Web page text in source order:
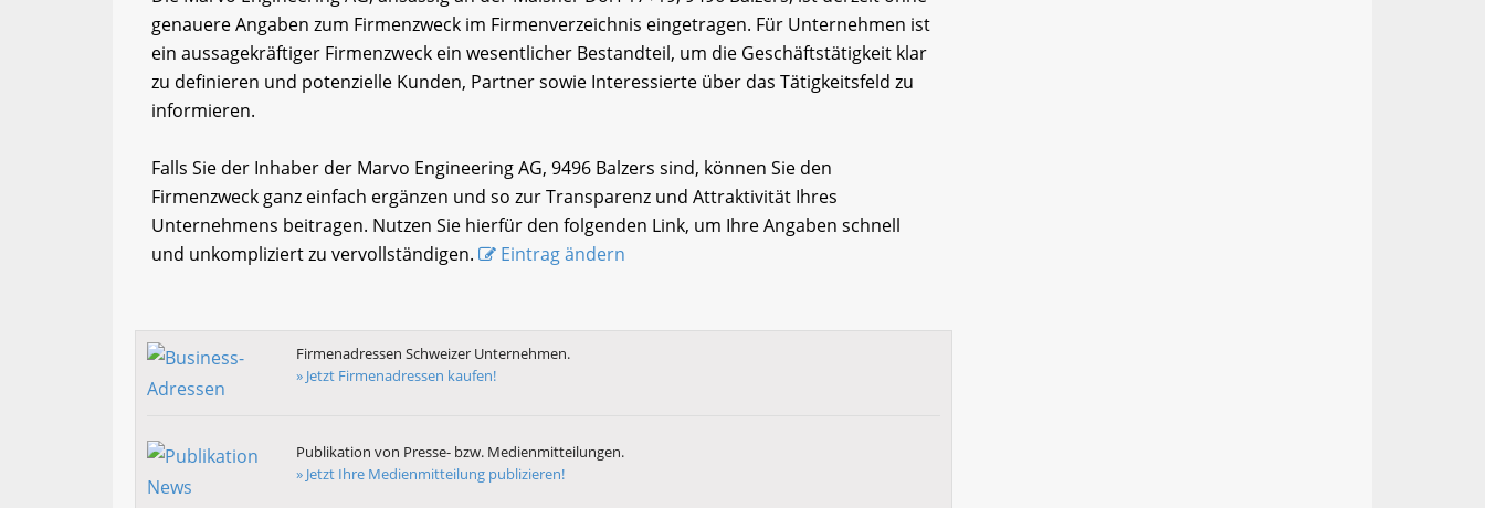
genauere Angaben zum Firmenzweck im Firmenverzeichnis eingetragen. Für Unternehmen ist
ein aussagekräftiger Firmenzweck ein wesentlicher Bestandteil, um die Geschäftstätigkeit klar
zu definieren und potenzielle Kunden, Partner sowie Interessierte über das Tätigkeitsfeld zu
informieren.
Falls Sie der Inhaber der Marvo Engineering AG, 9496 Balzers sind, können Sie den
Firmenzweck ganz einfach ergänzen und so zur Transparenz und Attraktivität Ihres
Unternehmens beitragen. Nutzen Sie hierfür den folgenden Link, um Ihre Angaben schnell
und unkompliziert zu vervollständigen.
Eintrag ändern
Firmenadressen Schweizer Unternehmen.
» Jetzt Firmenadressen kaufen!
Publikation von Presse- bzw. Medienmitteilungen.
» Jetzt Ihre Medienmitteilung publizieren!